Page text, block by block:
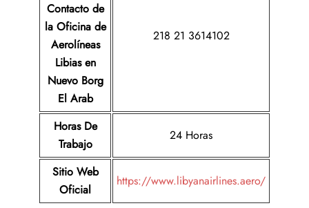
Contacto de
la Oficina de
Aerolíneas
Libias en
Nuevo Borg
El Arab
218 21 3614102
Horas De
Trabajo
24 Horas
Sitio Web
Oficial
https://www.libyanairlines.aero/